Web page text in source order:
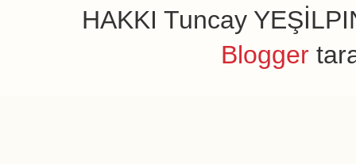
HAKKI Tuncay
Blogger